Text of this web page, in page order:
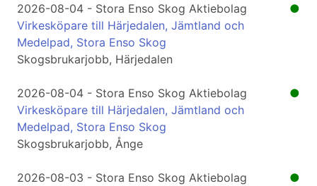
●
2026-08-04 - Stora Enso Skog Aktiebolag
Virkesköpare till Härjedalen, Jämtland och
Medelpad, Stora Enso Skog
Skogsbrukarjobb, Härjedalen
●
2026-08-04 - Stora Enso Skog Aktiebolag
Virkesköpare till Härjedalen, Jämtland och
Medelpad, Stora Enso Skog
Skogsbrukarjobb, Ånge
●
2026-08-03 - Stora Enso Skog Aktiebolag